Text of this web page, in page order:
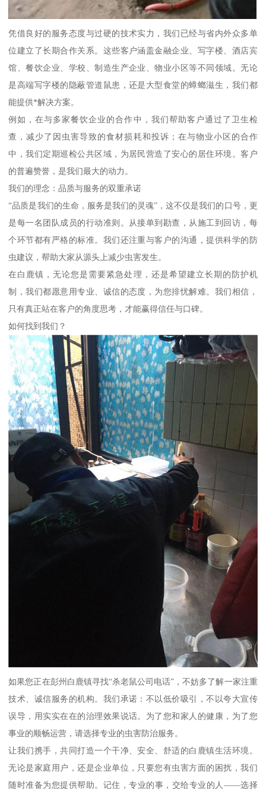
凭借良好的服务态度与过硬的技术实力，我们已经与省内外众多单
位建立了长期合作关系。这些客户涵盖金融企业、写字楼、酒店宾
馆、餐饮企业、学校、制造生产企业、物业小区等不同领域。无论
是高端写字楼的隐蔽管道鼠患，还是大型食堂的蟑螂滋生，我们都
能提供*解决方案。
例如，在与多家餐饮企业的合作中，我们帮助客户通过了卫生检
查，减少了因虫害导致的食材损耗和投诉；在与物业小区的合作
中，我们定期巡检公共区域，为居民营造了安心的居住环境。客户
的普遍赞誉，是我们最大的动力。
我们的理念：品质与服务的双重承诺
“品质是我们的生命，服务是我们的灵魂”，这不仅是我们的口号，更
是每一名团队成员的行动准则。从接单到勘查，从施工到回访，每
个环节都有严格的标准。我们还注重与客户的沟通，提供科学的防
虫建议，帮助大家从源头上减少虫害发生。
在白鹿镇，无论您是需要紧急处理，还是希望建立长期的防护机
制，我们都愿意用专业、诚信的态度，为您排忧解难。我们相信，
只有真正站在客户的角度思考，才能赢得信任与口碑。
如何找到我们？
如果您正在彭州白鹿镇寻找“杀老鼠公司电话”，不妨多了解一家注重
技术、诚信服务的机构。我们承诺：不以低价吸引，不以夸大宣传
误导，用实实在在的治理效果说话。为了您和家人的健康，为了您
事业的顺畅运营，请选择专业的虫害防治服务。
让我们携手，共同打造一个干净、安全、舒适的白鹿镇生活环境。
无论是家庭用户，还是企业单位，只要您有虫害方面的困扰，我们
随时准备为您提供帮助。记住，专业的事，交给专业的人——选择